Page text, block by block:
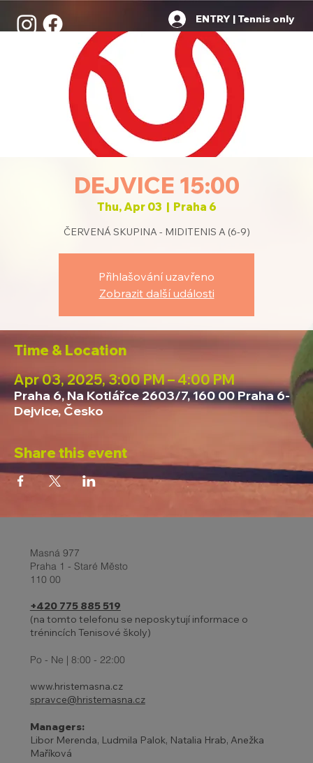
ENTRY | Tennis only
DEJVICE 15:00
Thu, Apr 03
  |
Praha 6
ČERVENÁ SKUPINA - MIDITENIS A (6-9)
Přihlašování uzavřeno
Zobrazit další události
Time & Location
Apr 03, 2025, 3:00 PM – 4:00 PM
Praha 6, Na Kotlářce 2603/7, 160 00 Praha 6-
Dejvice, Česko
Share this event
Masná 977
Praha 1 - Staré Město
110 00
+420 775 885 519
(na tomto telefonu se neposkytují informace o
trénincích Tenisové školy)
Po - Ne | 8:00 - 22:00
www.hristemasna.cz
spravce@hristemasna.cz
Managers:
Libor Merenda, Ludmila Palok, Natalia Hrab, Anežka
Maříková